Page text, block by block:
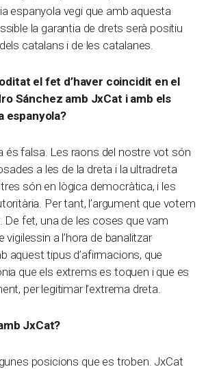
espanyola vegi que amb aquesta
la garantia de drets serà positiu
catalans i de les catalanes.
el fet d’haver coincidit en el
Sánchez amb JxCat i amb els
espanyola?
és falsa. Les raons del nostre vot són
a les de la dreta i la ultradreta
són en lògica democràtica, i les
Per tant, l’argument que votem
De fet, una de les coses que vam
vigilessin a l’hora de banalitzar
aquest tipus d’afirmacions, que
que els extrems es toquen i que es
per legitimar l’extrema dreta.
JxCat?
posicions que es troben. JxCat